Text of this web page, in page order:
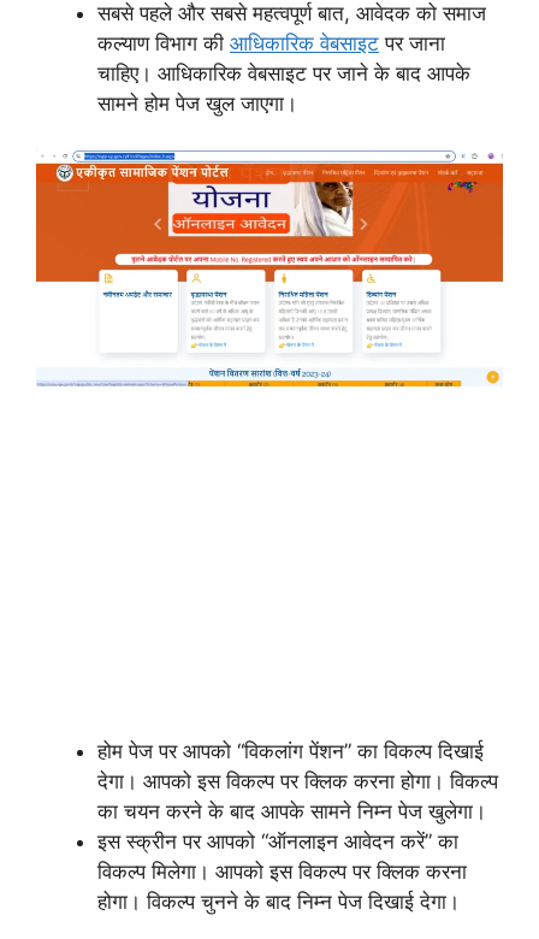
सबसे पहले और सबसे महत्वपूर्ण बात, आवेदक को समाज
कल्याण विभाग की आधिकारिक वेबसाइट पर जाना
चाहिए। आधिकारिक वेबसाइट पर जाने के बाद आपके
सामने होम पेज खुल जाएगा।
होम पेज पर आपको “विकलांग पेंशन” का विकल्प दिखाई
देगा। आपको इस विकल्प पर क्लिक करना होगा। विकल्प
का चयन करने के बाद आपके सामने निम्न पेज खुलेगा।
इस स्क्रीन पर आपको “ऑनलाइन आवेदन करें” का
विकल्प मिलेगा। आपको इस विकल्प पर क्लिक करना
होगा। विकल्प चुनने के बाद निम्न पेज दिखाई देगा।